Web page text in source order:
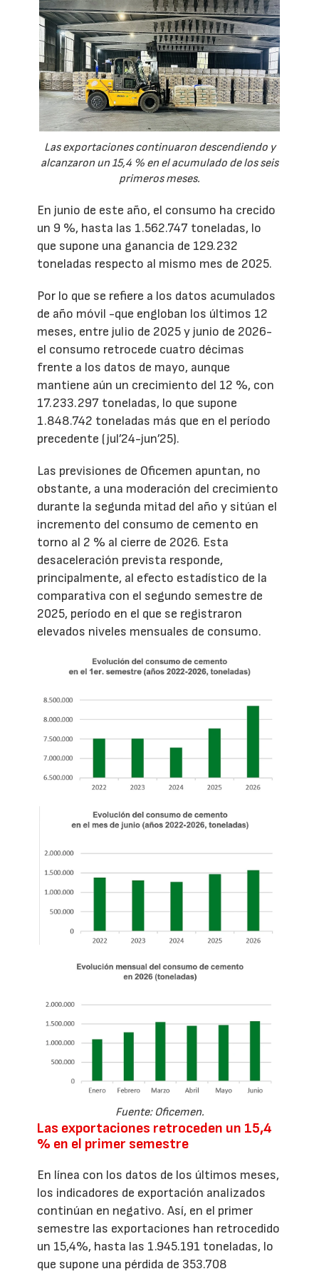
Las exportaciones continuaron descendiendo y
alcanzaron un 15,4 % en el acumulado de los seis
primeros meses.
En junio de este año, el consumo ha crecido
un 9 %, hasta las 1.562.747 toneladas, lo
que supone una ganancia de 129.232
toneladas respecto al mismo mes de 2025.
Por lo que se refiere a los datos acumulados
de año móvil -que engloban los últimos 12
meses, entre julio de 2025 y junio de 2026-
el consumo retrocede cuatro décimas
frente a los datos de mayo, aunque
mantiene aún un crecimiento del 12 %, con
17.233.297 toneladas, lo que supone
1.848.742 toneladas más que en el período
precedente (jul’24-jun’25).
Las previsiones de Oficemen apuntan, no
obstante, a una moderación del crecimiento
durante la segunda mitad del año y sitúan el
incremento del consumo de cemento en
torno al 2 % al cierre de 2026. Esta
desaceleración prevista responde,
principalmente, al efecto estadístico de la
comparativa con el segundo semestre de
2025, período en el que se registraron
elevados niveles mensuales de consumo.
Fuente: Oficemen.
Las exportaciones retroceden un 15,4
% en el primer semestre
En línea con los datos de los últimos meses,
los indicadores de exportación analizados
continúan en negativo. Así, en el primer
semestre las exportaciones han retrocedido
un 15,4%, hasta las 1.945.191 toneladas, lo
que supone una pérdida de 353.708